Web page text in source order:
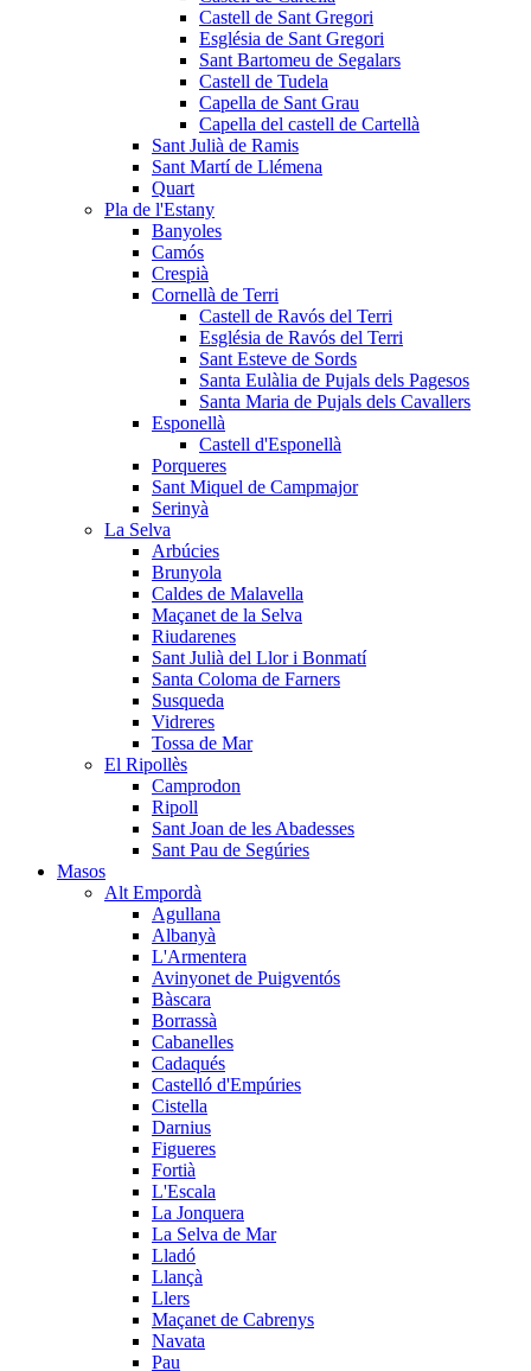
Castell de Sant Gregori
Església de Sant Gregori
Sant Bartomeu de Segalars
Castell de Tudela
Capella de Sant Grau
Capella del castell de Cartellà
Sant Julià de Ramis
Sant Martí de Llémena
Quart
Pla de l'Estany
Banyoles
Camós
Crespià
Cornellà de Terri
Castell de Ravós del Terri
Església de Ravós del Terri
Sant Esteve de Sords
Santa Eulàlia de Pujals dels Pagesos
Santa Maria de Pujals dels Cavallers
Esponellà
Castell d'Esponellà
Porqueres
Sant Miquel de Campmajor
Serinyà
La Selva
Arbúcies
Brunyola
Caldes de Malavella
Maçanet de la Selva
Riudarenes
Sant Julià del Llor i Bonmatí
Santa Coloma de Farners
Susqueda
Vidreres
Tossa de Mar
El Ripollès
Camprodon
Ripoll
Sant Joan de les Abadesses
Sant Pau de Segúries
Masos
Alt Empordà
Agullana
Albanyà
L'Armentera
Avinyonet de Puigventós
Bàscara
Borrassà
Cabanelles
Cadaqués
Castelló d'Empúries
Cistella
Darnius
Figueres
Fortià
L'Escala
La Jonquera
La Selva de Mar
Lladó
Llançà
Llers
Maçanet de Cabrenys
Navata
Pau